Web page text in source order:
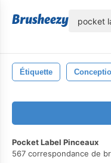
Étiquette
Pocket Label Pinceaux
567 correspondance de